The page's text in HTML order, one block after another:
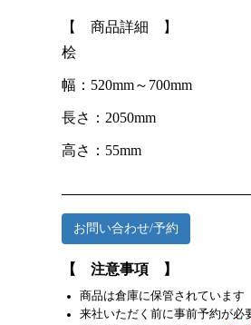
【 商品詳細 】
桧
幅：520mm～700mm
長さ：2050mm
高さ：55mm
お問い合わせ/予約
【 注意事項 】
商品は倉庫に保管されています
来社いただく前に事前予約が必